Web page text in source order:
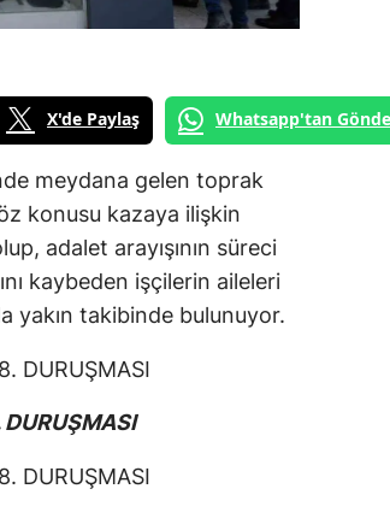
X'de Paylaş Whatsapp'tan
meydana gelen toprak
konusu kazaya ilişkin
adalet arayışının süreci
kaybeden işçilerin aileleri
yakın takibinde bulunuyor.